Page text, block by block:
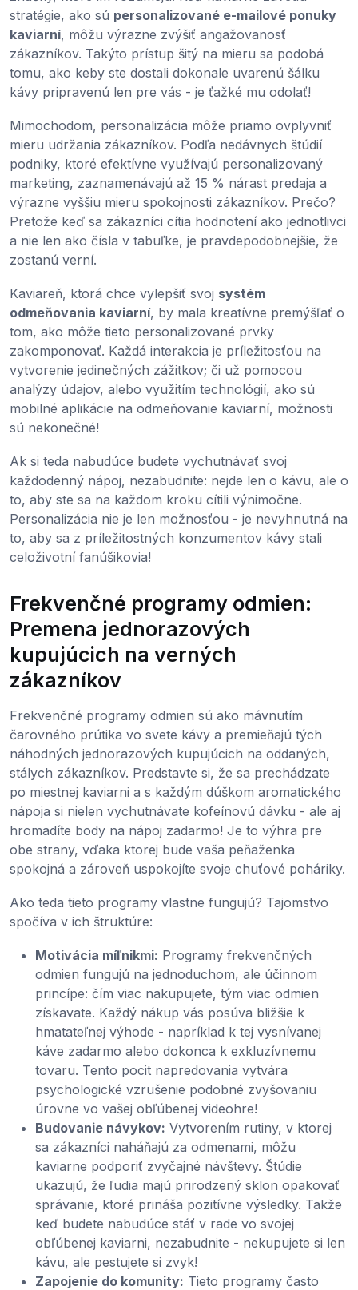
stratégie, ako sú personalizované e-mailové ponuky
kaviarní, môžu výrazne zvýšiť angažovanosť
zákazníkov. Takýto prístup šitý na mieru sa podobá
tomu, ako keby ste dostali dokonale uvarenú šálku
kávy pripravenú len pre vás - je ťažké mu odolať!
Mimochodom, personalizácia môže priamo ovplyvniť
mieru udržania zákazníkov. Podľa nedávnych štúdií
podniky, ktoré efektívne využívajú personalizovaný
marketing, zaznamenávajú až 15 % nárast predaja a
výrazne vyššiu mieru spokojnosti zákazníkov. Prečo?
Pretože keď sa zákazníci cítia hodnotení ako jednotlivci
a nie len ako čísla v tabuľke, je pravdepodobnejšie, že
zostanú verní.
Kaviareň, ktorá chce vylepšiť svoj systém
odmeňovania kaviarní, by mala kreatívne premýšľať o
tom, ako môže tieto personalizované prvky
zakomponovať. Každá interakcia je príležitosťou na
vytvorenie jedinečných zážitkov; či už pomocou
analýzy údajov, alebo využitím technológií, ako sú
mobilné aplikácie na odmeňovanie kaviarní, možnosti
sú nekonečné!
Ak si teda nabudúce budete vychutnávať svoj
každodenný nápoj, nezabudnite: nejde len o kávu, ale o
to, aby ste sa na každom kroku cítili výnimočne.
Personalizácia nie je len možnosťou - je nevyhnutná na
to, aby sa z príležitostných konzumentov kávy stali
celoživotní fanúšikovia!
Frekvenčné programy odmien:
Premena jednorazových
kupujúcich na verných
zákazníkov
Frekvenčné programy odmien sú ako mávnutím
čarovného prútika vo svete kávy a premieňajú tých
náhodných jednorazových kupujúcich na oddaných,
stálych zákazníkov. Predstavte si, že sa prechádzate
po miestnej kaviarni a s každým dúškom aromatického
nápoja si nielen vychutnávate kofeínovú dávku - ale aj
hromadíte body na nápoj zadarmo! Je to výhra pre
obe strany, vďaka ktorej bude vaša peňaženka
spokojná a zároveň uspokojíte svoje chuťové poháriky.
Ako teda tieto programy vlastne fungujú? Tajomstvo
spočíva v ich štruktúre:
Motivácia míľnikmi: Programy frekvenčných
odmien fungujú na jednoduchom, ale účinnom
princípe: čím viac nakupujete, tým viac odmien
získavate. Každý nákup vás posúva bližšie k
hmatateľnej výhode - napríklad k tej vysnívanej
káve zadarmo alebo dokonca k exkluzívnemu
tovaru. Tento pocit napredovania vytvára
psychologické vzrušenie podobné zvyšovaniu
úrovne vo vašej obľúbenej videohre!
Budovanie návykov: Vytvorením rutiny, v ktorej
sa zákazníci naháňajú za odmenami, môžu
kaviarne podporiť zvyčajné návštevy. Štúdie
ukazujú, že ľudia majú prirodzený sklon opakovať
správanie, ktoré prináša pozitívne výsledky. Takže
keď budete nabudúce stáť v rade vo svojej
obľúbenej kaviarni, nezabudnite - nekupujete si len
kávu, ale pestujete si zvyk!
Zapojenie do komunity: Tieto programy často